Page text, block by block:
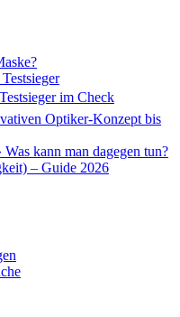
im Check
Optiker-Konzept bis
kann man dagegen tun?
– Guide 2026